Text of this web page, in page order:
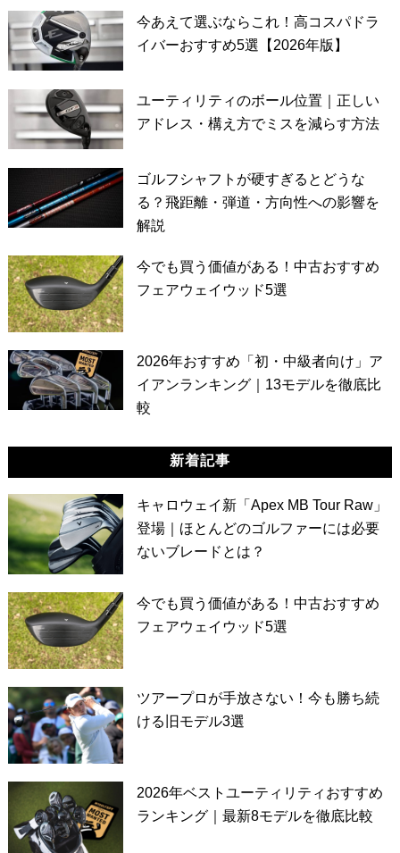
今あえて選ぶならこれ！高コスパドラ
イバーおすすめ5選【2026年版】
ユーティリティのボール位置｜正しい
アドレス・構え方でミスを減らす方法
ゴルフシャフトが硬すぎるとどうな
る？飛距離・弾道・方向性への影響を
解説
今でも買う価値がある！中古おすすめ
フェアウェイウッド5選
2026年おすすめ「初・中級者向け」ア
イアンランキング｜13モデルを徹底比
較
新着記事
キャロウェイ新「Apex MB Tour Raw」
登場｜ほとんどのゴルファーには必要
ないブレードとは？
今でも買う価値がある！中古おすすめ
フェアウェイウッド5選
ツアープロが手放さない！今も勝ち続
ける旧モデル3選
2026年ベストユーティリティおすすめ
ランキング｜最新8モデルを徹底比較